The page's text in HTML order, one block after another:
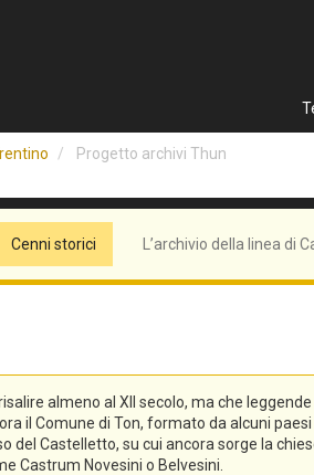
Progetto archivi Thun
Cenni storici L’archivio della linea di
almeno al XII secolo, ma che
il Comune di Ton, formato da alcuni
Castelletto, su cui ancora sorge la
Castrum Novesini o Belvesini.